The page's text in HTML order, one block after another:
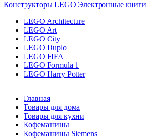
Конструкторы LEGO Электронные книги
LEGO Architecture
LEGO Art
LEGO City
LEGO Duplo
LEGO FIFA
LEGO Formula 1
LEGO Harry Potter
Главная
Товары для дома
Товары для кухни
Кофемашины
Кофемашины Siemens